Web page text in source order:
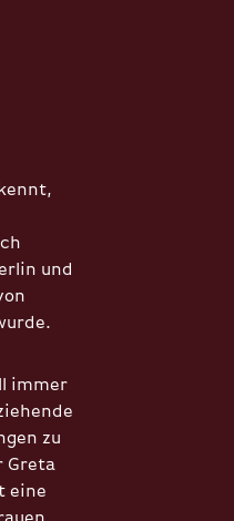
und
immer
zu
Greta
eine